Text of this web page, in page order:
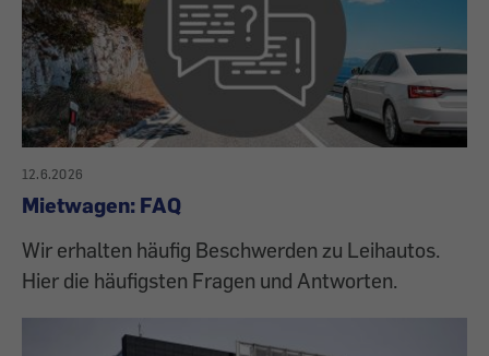
12.6.2026
Mietwagen: FAQ
Wir erhalten häufig Beschwerden zu Leihautos.
Hier die häufigsten Fragen und Antworten.